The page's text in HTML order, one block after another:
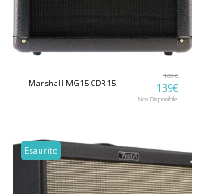
Marshall MG15 CDR 15
169€
139€
Non Disponibile
Esaurito